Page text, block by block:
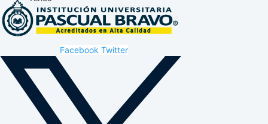
Facebook Twitter